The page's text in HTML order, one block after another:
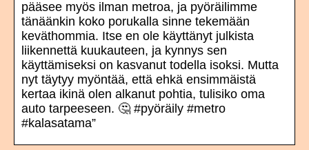
pääsee myös ilman metroa, ja pyöräilimme
tänäänkin koko porukalla sinne tekemään
keväthommia. Itse en ole käyttänyt julkista
liikennettä kuukauteen, ja kynnys sen
käyttämiseksi on kasvanut todella isoksi. Mutta
nyt täytyy myöntää, että ehkä ensimmäistä
kertaa ikinä olen alkanut pohtia, tulisiko oma
auto tarpeeseen. 🤔 #pyöräily #metro
#kalasatama”